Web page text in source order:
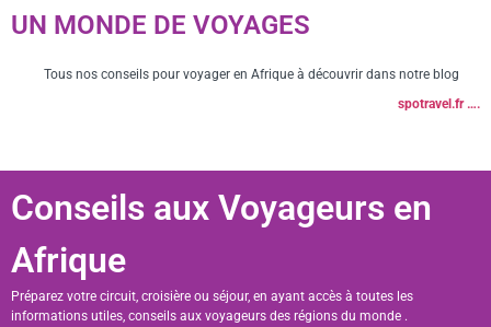
UN MONDE DE VOYAGES
Tous nos conseils pour voyager en Afrique à découvrir dans notre blog
spotravel.fr ….
Conseils aux Voyageurs en
Afrique
Préparez votre circuit, croisière ou séjour, en ayant accès à toutes les
informations utiles, conseils aux voyageurs des régions du monde .